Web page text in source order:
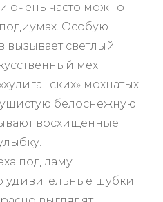
очень часто можно
Особую
светлый
мех.
мохнатых
белоснежную
восхищенные
под ламу
удивительные шубки